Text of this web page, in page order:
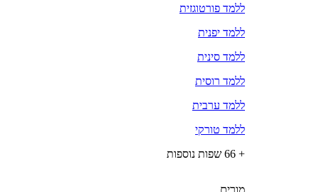
ללמד פורטוגזית
ללמד יפנית
ללמד סינית
ללמד רוסית
ללמד ערבית
ללמד טורקי
+ 66 שפות נוספות